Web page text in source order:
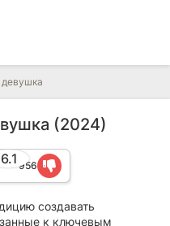
(2024)
6.1 956
создавать
к ключевым